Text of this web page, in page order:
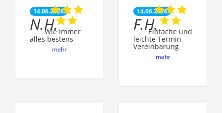
14.06.2026
N.H.Wie immer
alles bestens
mehr
14.06.2026
F.H.Einfache und
leichte Termin
Vereinbarung
mehr